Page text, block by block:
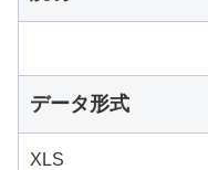
データ形式
XLS